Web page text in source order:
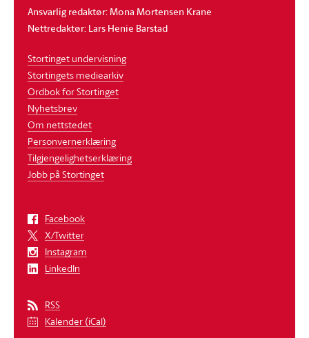
Ansvarlig redaktør: Mona Mortensen Krane
Nettredaktør: Lars Henie Barstad
Stortinget undervisning
Stortingets mediearkiv
Ordbok for Stortinget
Nyhetsbrev
Om nettstedet
Personvernerklæring
Tilgjengelighetserklæring
Jobb på Stortinget
Facebook
X/Twitter
Instagram
LinkedIn
RSS
Kalender (iCal)